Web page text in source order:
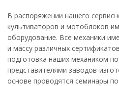
В распоряжении нашего
культиваторов и мотоблоков
оборудование. Все механики
и массу различных
подготовка наших механиком
представителями заводов-
основе проводятся семинары